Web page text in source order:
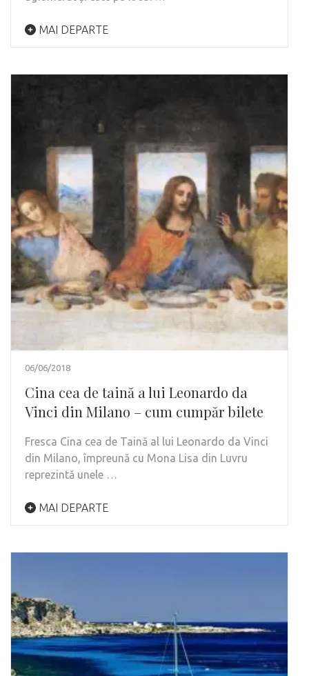
MAI DEPARTE
06/06/2018
Cina cea de taină a lui Leonardo da
Vinci din Milano – cum cumpăr bilete
Fresca Cina cea de Taină al lui Leonardo da Vinci
din Milano, împreună cu Mona Lisa din Luvru
reprezintă unele …
MAI DEPARTE